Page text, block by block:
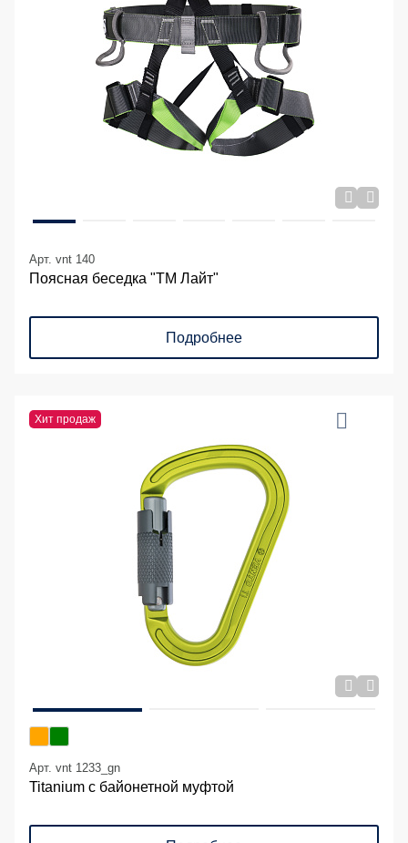
Арт. vnt 140
Поясная беседка "ТМ Лайт"
Подробнее
Хит продаж
Арт. vnt 1233_gn
Titanium с байонетной муфтой